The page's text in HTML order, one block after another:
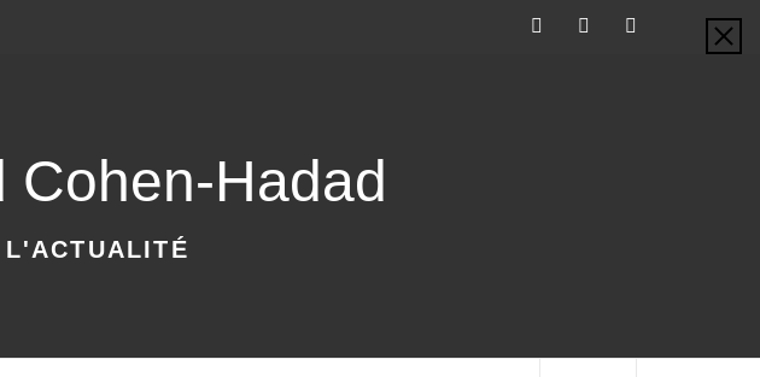
Cohen-Hadad